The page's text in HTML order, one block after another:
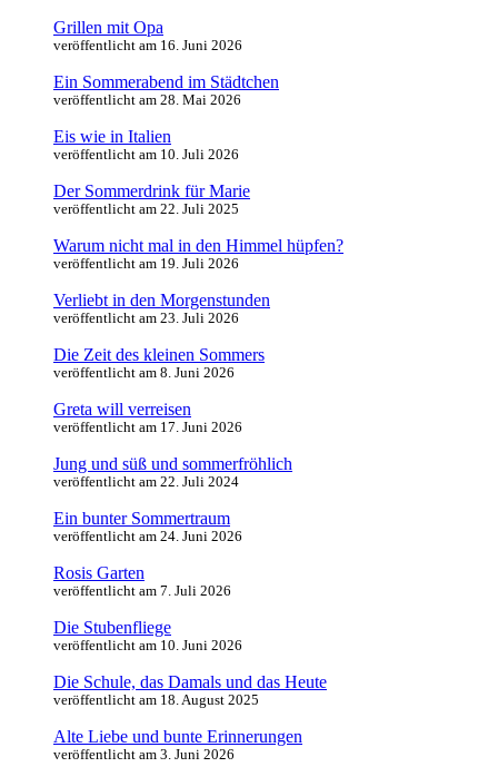
Grillen mit Opa
veröffentlicht am 16. Juni 2026
Ein Sommerabend im Städtchen
veröffentlicht am 28. Mai 2026
Eis wie in Italien
veröffentlicht am 10. Juli 2026
Der Sommerdrink für Marie
veröffentlicht am 22. Juli 2025
Warum nicht mal in den Himmel hüpfen?
veröffentlicht am 19. Juli 2026
Verliebt in den Morgenstunden
veröffentlicht am 23. Juli 2026
Die Zeit des kleinen Sommers
veröffentlicht am 8. Juni 2026
Greta will verreisen
veröffentlicht am 17. Juni 2026
Jung und süß und sommerfröhlich
veröffentlicht am 22. Juli 2024
Ein bunter Sommertraum
veröffentlicht am 24. Juni 2026
Rosis Garten
veröffentlicht am 7. Juli 2026
Die Stubenfliege
veröffentlicht am 10. Juni 2026
Die Schule, das Damals und das Heute
veröffentlicht am 18. August 2025
Alte Liebe und bunte Erinnerungen
veröffentlicht am 3. Juni 2026